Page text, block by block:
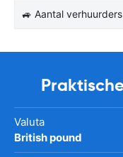
🚙 Aantal verhuurders
Valuta
British pound